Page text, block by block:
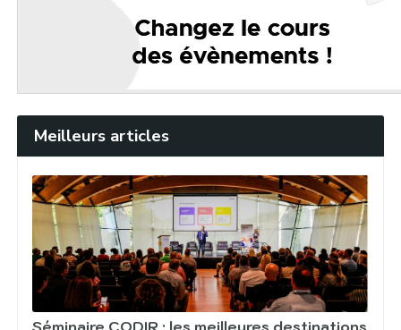
Meilleurs articles
Séminaire CODIR : les meilleures destinations